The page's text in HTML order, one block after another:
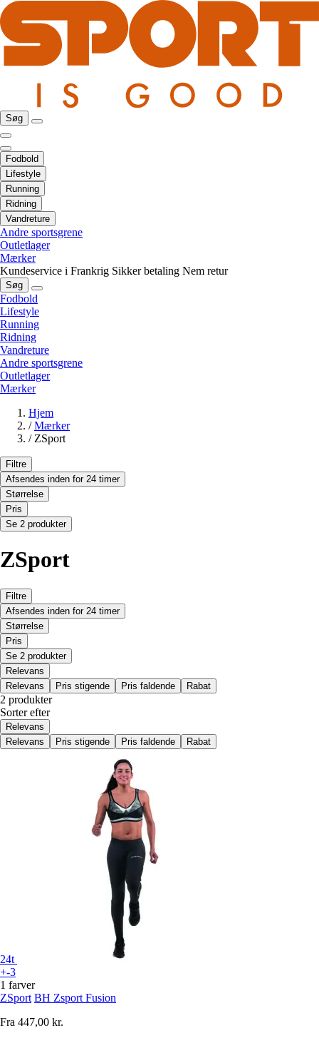
Søg
Fodbold
Lifestyle
Running
Ridning
Vandreture
Andre sportsgrene
Outletlager
Mærker
Kundeservice i Frankrig Sikker betaling Nem retur
Søg
Fodbold
Lifestyle
Running
Ridning
Vandreture
Andre sportsgrene
Outletlager
Mærker
Hjem
/ Mærker
/ ZSport
Filtre
Afsendes inden for 24 timer
Størrelse
Pris
Se 2 produkter
ZSport
Filtre
Afsendes inden for 24 timer
Størrelse
Pris
Se 2 produkter
Relevans
Relevans
Pris stigende Pris faldende Rabat
2 produkter
Sorter efter
Relevans
Relevans
Pris stigende Pris faldende Rabat
24t
+-3
1 farver
ZSport BH Zsport Fusion
Fra 447,00 kr.